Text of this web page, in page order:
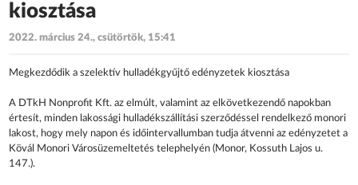
kiosztása
2022. március 24., csütörtök, 15:41
Megkezdődik a szelektív hulladékgyűjtő edényzetek kiosztása
A DTkH Nonprofit Kft. az elmúlt, valamint az elkövetkezendő napokban
értesít, minden lakossági hulladékszállítási szerződéssel rendelkező monori
lakost, hogy mely napon és időintervallumban tudja átvenni az edényzetet a
Kövál Monori Városüzemeltetés telephelyén (Monor, Kossuth Lajos u.
147.).